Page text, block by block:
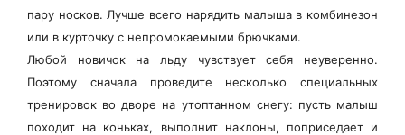
пару носков. Лучше всего нарядить малыша в комбинезон
или в курточку с непромокаемыми брючками.
Любой новичок на льду чувствует себя неуверенно.
Поэтому сначала проведите несколько специальных
тренировок во дворе на утоптанном снегу: пусть малыш
походит на коньках, выполнит наклоны, поприседает и